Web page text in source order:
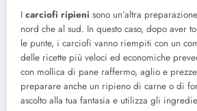
I carciofi ripieni sono un’altra
nord che al sud. In questo caso, dopo aver
le punte, i carciofi vanno riempiti con un
delle ricette più veloci ed economiche
con mollica di pane raffermo, aglio e
preparare anche un ripieno di carne o di
ascolto alla tua fantasia e utilizza gli